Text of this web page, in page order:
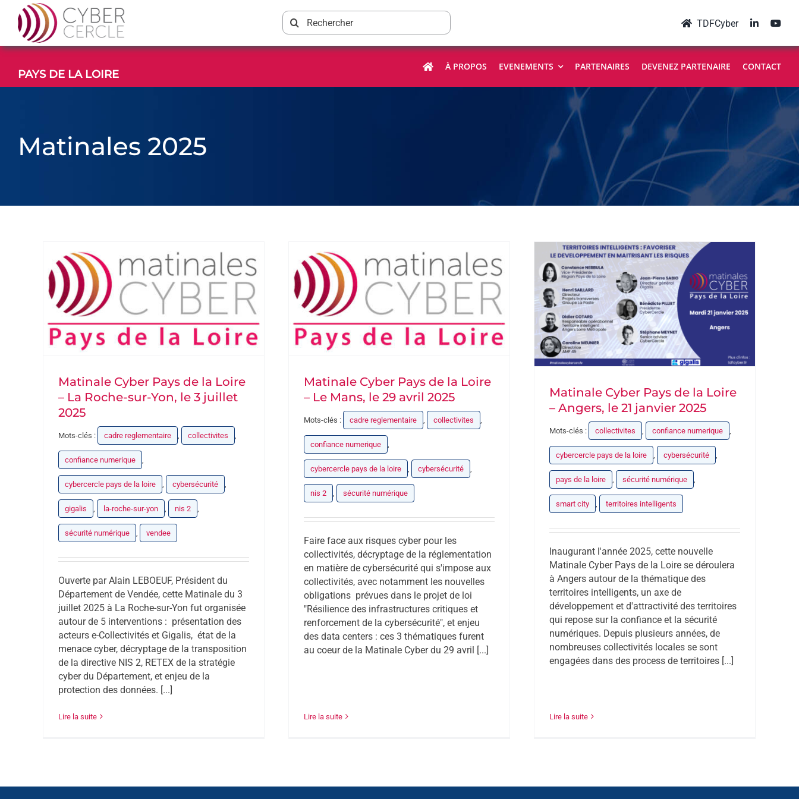
Passer
contenu
Rechercher:
TDFCyber
PAYS DE LA LOIRE
À PROPOS EVENEMENTS PARTENAIRES DEVENEZ PARTENAIRE CONTACT
Matinales 2025
Matinale Cyber Pays de la Loire
– La Roche-sur-Yon, le 3 juillet
2025
Mots-clés : cadre reglementaire collectivites
confiance numerique
cybercercle pays de la loire cybersécurité
gigalis la-roche-sur-yon nis 2
sécurité numérique vendee
Ouverte par Alain LEBOEUF, Président du
Département de Vendée, cette Matinale du 3
juillet 2025 à La Roche-sur-Yon fut organisée
autour de 5 interventions : présentation des
acteurs e-Collectivités et Gigalis, état de la
menace cyber, décryptage de la transposition
de la directive NIS 2, RETEX de la stratégie
cyber du Département, et enjeu de la
protection des données. [...]
Lire la suite
Matinale Cyber Pays de la Loire
– Le Mans, le 29 avril 2025
Mots-clés : cadre reglementaire collectivites
confiance numerique
cybercercle pays de la loire cybersécurité
nis 2 sécurité numérique
Faire face aux risques cyber pour les
collectivités, décryptage de la réglementation
en matière de cybersécurité qui s'impose aux
collectivités, avec notamment les nouvelles
obligations prévues dans le projet de loi
"Résilience des infrastructures critiques et
renforcement de la cybersécurité", et enjeu
des data centers : ces 3 thématiques furent
au coeur de la Matinale Cyber du 29 avril [...]
Lire la suite
Matinale Cyber Pays de la Loire
– Angers, le 21 janvier 2025
Mots-clés : collectivites confiance numerique
cybercercle pays de la loire cybersécurité
pays de la loire sécurité numérique
smart city territoires intelligents
Inaugurant l'année 2025, cette nouvelle
Matinale Cyber Pays de la Loire se déroulera
à Angers autour de la thématique des
territoires intelligents, un axe de
développement et d'attractivité des territoires
qui repose sur la confiance et la sécurité
numériques. Depuis plusieurs années, de
nombreuses collectivités locales se sont
engagées dans des process de territoires [...]
Lire la suite